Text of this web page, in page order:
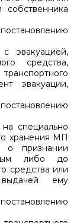
собственника
эвакуацией,
средства,
эвакуации,
специально
хранения МП
признании
либо до
средства или
ему